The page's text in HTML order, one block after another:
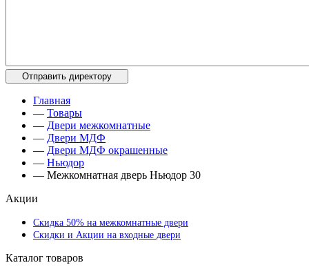
Главная
— Товары
— Двери межкомнатные
— Двери МДФ
— Двери МДФ окрашенные
— Ньюдор
— Межкомнатная дверь Ньюдор 30
Акции
Скидка 50% на межкомнатные двери
Скидки и Акции на входные двери
Каталог товаров